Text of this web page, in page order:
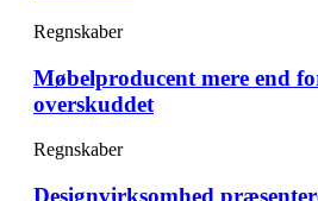
Regnskaber
Møbelproducent mere end
overskuddet
Regnskaber
Designvirksomhed